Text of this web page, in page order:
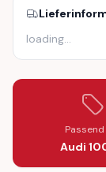
loading…
Passend
Audi